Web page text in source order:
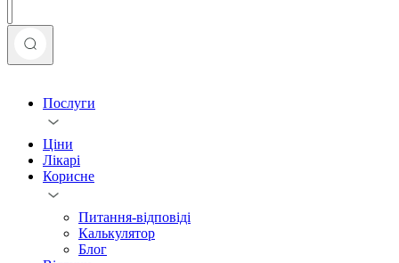
Послуги
Ціни
Лікарі
Корисне
Питання-відповіді
Калькулятор
Блог